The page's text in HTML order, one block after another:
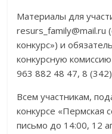
Материалы для
resurs_family@mail.ru
конкурс») и
конкурсную
963 882 48 47, 8
Всем участникам,
конкурсе «Пермская
письмо до 14:00, 12